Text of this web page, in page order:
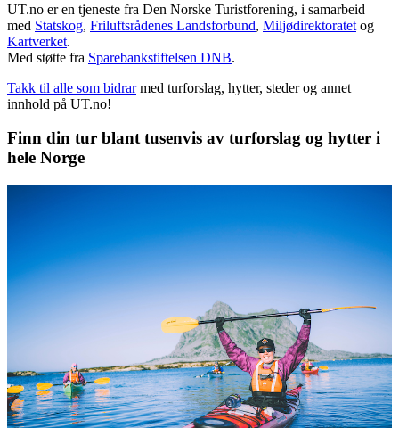
UT.no er en tjeneste fra Den Norske Turistforening, i samarbeid
med Statskog, Friluftsrådenes Landsforbund, Miljødirektoratet og
Kartverket.
Med støtte fra Sparebankstiftelsen DNB.
Takk til alle som bidrar med turforslag, hytter, steder og annet
innhold på UT.no!
Finn din tur blant tusenvis av turforslag og hytter i
hele Norge